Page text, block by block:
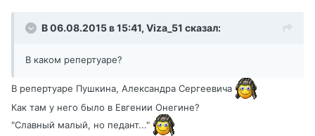
В 06.08.2015 в 15:41, Viza_51 сказал:
В каком репертуаре?
В репертуаре Пушкина, Александра Сергеевича
Как там у него было в Евгении Онегине?
"Славный малый, но педант..."